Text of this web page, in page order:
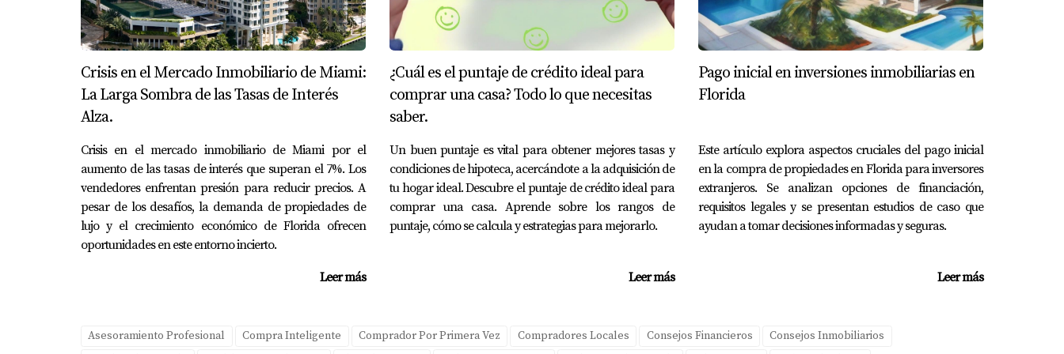
Al considerar qué tipo de préstamo elegir, estos son los factores que suelo revisar con mis clientes
Puntaje crediticio:Si tu puntaje crediticio está por debajo de 620, probablemente deberías considerar un préstamo FHA.
Largo plazo:Si planeas quedarte en tu casa por muchos años, un préstamo convencional puede ser más beneficioso a largo plazo debido a la
ausencia de seguro hipotecario si pagas más del 20% al inicio.
CONCLUSIÓN
Elegir entre un préstamo FHA y uno convencional no tiene por qué ser complicado. Lo importante es evaluar tu situación financiera personal y tus
objetivos a largo plazo. Recuerda que cada opción tiene sus pros y contras; lo esencial es encontrar la alternativa que te brinde la mayor tranquilidad y
seguridad en tu camino hacia la propiedad. Si todavía tienes dudas o necesitas ayuda adicional para decidir qué tipo de préstamo es el mejor para ti, ¡no
¿Puedo calificar para un préstamo FHA si tengo mal crédito?
Crisis en el Mercado Inmobiliario de Miami:
La Larga Sombra de las Tasas de Interés
Alza.
Crisis en el mercado inmobiliario de Miami por el
aumento de las tasas de interés que superan el 7%. Los
vendedores enfrentan presión para reducir precios. A
pesar de los desafíos, la demanda de propiedades de
lujo y el crecimiento económico de Florida ofrecen
oportunidades en este entorno incierto.
Leer más
¿Cuál es el puntaje de crédito ideal para
comprar una casa? Todo lo que necesitas
saber.
Un buen puntaje es vital para obtener mejores tasas y
condiciones de hipoteca, acercándote a la adquisición de
tu hogar ideal. Descubre el puntaje de crédito ideal para
comprar una casa. Aprende sobre los rangos de
puntaje, cómo se calcula y estrategias para mejorarlo.
Leer más
Pago inicial en inversiones inmobiliarias en
Florida
Este artículo explora aspectos cruciales del pago inicial
en la compra de propiedades en Florida para inversores
extranjeros. Se analizan opciones de financiación,
requisitos legales y se presentan estudios de caso que
ayudan a tomar decisiones informadas y seguras.
Leer más
Asesoramiento Profesional Compra Inteligente Comprador Por Primera Vez Compradores Locales Consejos Financieros
Consejos Inmobiliarios